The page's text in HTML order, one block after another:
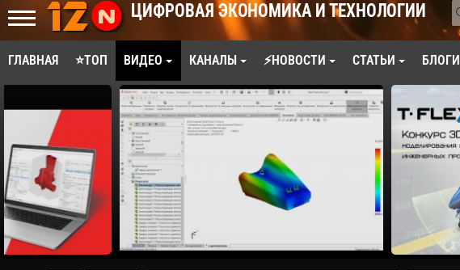
ЦИФРОВАЯ ЭКОНОМИКА И ТЕХНОЛОГИИ
ГЛАВНАЯ ⭐ТОП ВИДЕО КАНАЛЫ ⚡НОВОСТИ СТАТЬИ БЛОГИ